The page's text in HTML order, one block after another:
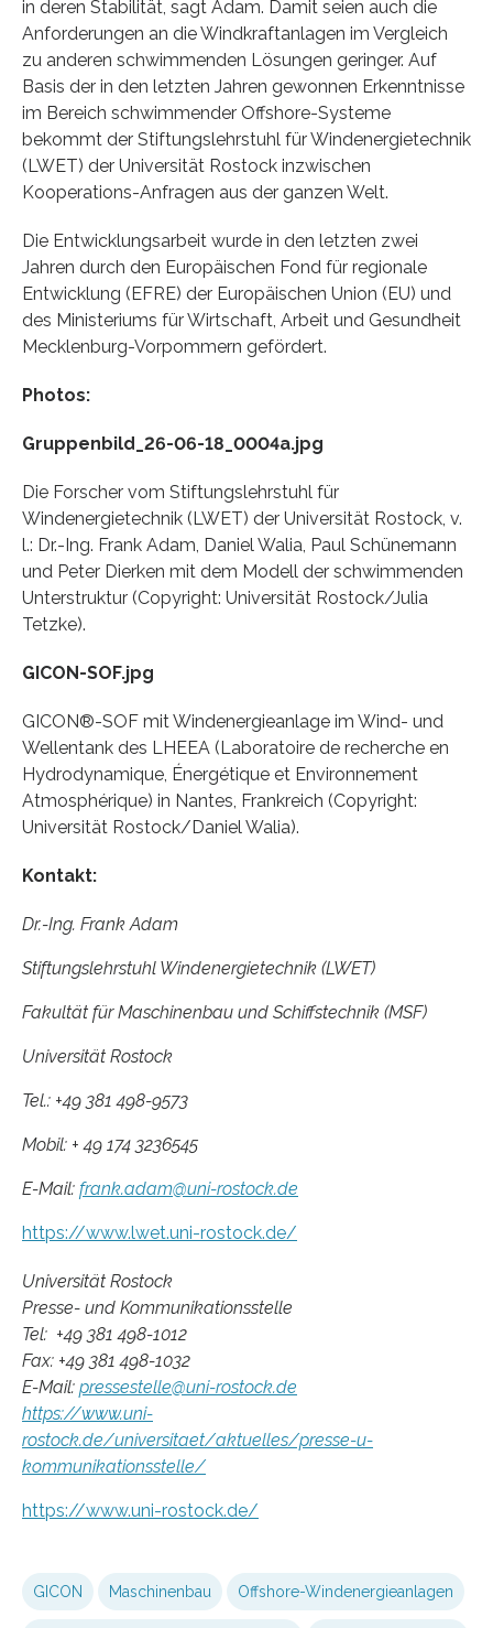
in deren Stabilität, sagt Adam. Damit seien auch die
Anforderungen an die Windkraftanlagen im Vergleich
zu anderen schwimmenden Lösungen geringer. Auf
Basis der in den letzten Jahren gewonnen Erkenntnisse
im Bereich schwimmender Offshore-Systeme
bekommt der Stiftungslehrstuhl für Windenergietechnik
(LWET) der Universität Rostock inzwischen
Kooperations-Anfragen aus der ganzen Welt.
Die Entwicklungsarbeit wurde in den letzten zwei
Jahren durch den Europäischen Fond für regionale
Entwicklung (EFRE) der Europäischen Union (EU) und
des Ministeriums für Wirtschaft, Arbeit und Gesundheit
Mecklenburg-Vorpommern gefördert.
Photos:
Gruppenbild_26-06-18_0004a.jpg
Die Forscher vom Stiftungslehrstuhl für
Windenergietechnik (LWET) der Universität Rostock, v.
l.: Dr.-Ing. Frank Adam, Daniel Walia, Paul Schünemann
und Peter Dierken mit dem Modell der schwimmenden
Unterstruktur (Copyright: Universität Rostock/Julia
Tetzke).
GICON-SOF.jpg
GICON®-SOF mit Windenergieanlage im Wind- und
Wellentank des LHEEA (Laboratoire de recherche en
Hydrodynamique, Énergétique et Environnement
Atmosphérique) in Nantes, Frankreich (Copyright:
Universität Rostock/Daniel Walia).
Kontakt:
Dr.-Ing. Frank Adam
Stiftungslehrstuhl Windenergietechnik (LWET)
Fakultät für Maschinenbau und Schiffstechnik (MSF)
Universität Rostock
Tel.: +49 381 498-9573
Mobil: + 49 174 3236545
E-Mail: frank.adam@uni-rostock.de
https://www.lwet.uni-rostock.de/
Universität Rostock
Presse- und Kommunikationsstelle
Tel: +49 381 498-1012
Fax: +49 381 498-1032
E-Mail: pressestelle@uni-rostock.de
https://www.uni-
rostock.de/universitaet/aktuelles/presse-u-
kommunikationsstelle/
https://www.uni-rostock.de/
GICON Maschinenbau Offshore-Windenergieanlagen